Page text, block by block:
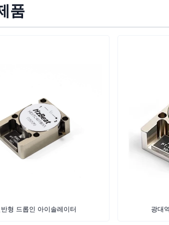
품
형 드롭인 아이솔레이터 광대